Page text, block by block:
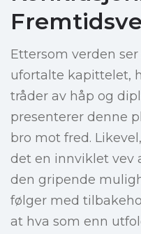
Ettersom verden
ufortalte kapittelet,
tråder av håp og
presenterer denne
bro mot fred.
det en innviklet vev
den gripende
følger med
at hva som enn